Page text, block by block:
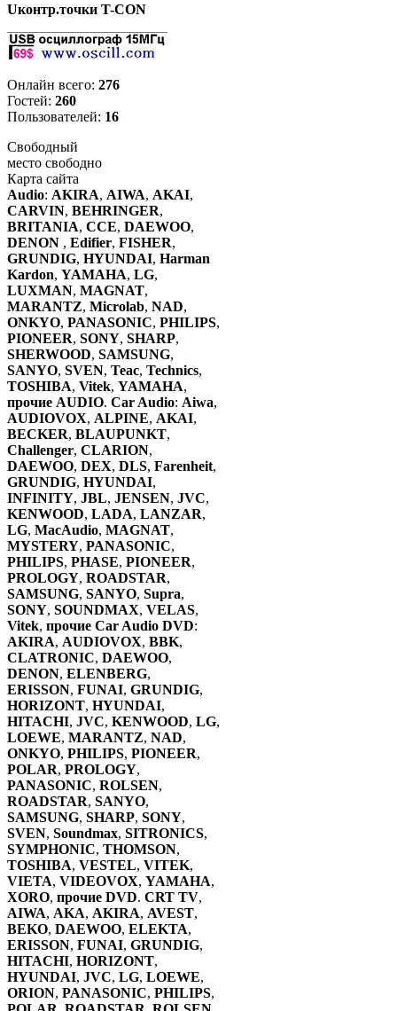
Uконтр.точки T-CON
Онлайн всего: 276
Гостей: 260
Пользователей: 16
Свободный
место свободно
Карта сайта
Audio: AKIRA, AIWA, AKAI,
CARVIN, BEHRINGER,
BRITANIA, CCE, DAEWOO,
DENON , Edifier, FISHER,
GRUNDIG, HYUNDAI, Harman
Kardon, YAMAHA, LG,
LUXMAN, MAGNAT,
MARANTZ, Microlab, NAD,
ONKYO, PANASONIC, PHILIPS,
PIONEER, SONY, SHARP,
SHERWOOD, SAMSUNG,
SANYO, SVEN, Teac, Technics,
TOSHIBA, Vitek, YAMAHA,
прочие AUDIO. Car Audio: Aiwa,
AUDIOVOX, ALPINE, AKAI,
BECKER, BLAUPUNKT,
Challenger, CLARION,
DAEWOO, DEX, DLS, Farenheit,
GRUNDIG, HYUNDAI,
INFINITY, JBL, JENSEN, JVC,
KENWOOD, LADA, LANZAR,
LG, MacAudio, MAGNAT,
MYSTERY, PANASONIC,
PHILIPS, PHASE, PIONEER,
PROLOGY, ROADSTAR,
SAMSUNG, SANYO, Supra,
SONY, SOUNDMAX, VELAS,
Vitek, прочие Car Audio DVD:
AKIRA, AUDIOVOX, BBK,
CLATRONIC, DAEWOO,
DENON, ELENBERG,
ERISSON, FUNAI, GRUNDIG,
HORIZONT, HYUNDAI,
HITACHI, JVC, KENWOOD, LG,
LOEWE, MARANTZ, NAD,
ONKYO, PHILIPS, PIONEER,
POLAR, PROLOGY,
PANASONIC, ROLSEN,
ROADSTAR, SANYO,
SAMSUNG, SHARP, SONY,
SVEN, Soundmax, SITRONICS,
SYMPHONIC, THOMSON,
TOSHIBA, VESTEL, VITEK,
VIETA, VIDEOVOX, YAMAHA,
XORO, прочие DVD. CRT TV,
AIWA, AKA, AKIRA, AVEST,
BEKO, DAEWOO, ELEKTA,
ERISSON, FUNAI, GRUNDIG,
HITACHI, HORIZONT,
HYUNDAI, JVC, LG, LOEWE,
ORION, PANASONIC, PHILIPS,